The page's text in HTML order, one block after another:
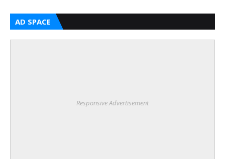
AD SPACE
Responsive Advertisement